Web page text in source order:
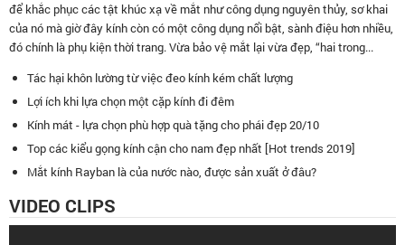
để khắc phục các tật khúc xạ về mắt như công dụng nguyên thủy, sơ khai
của nó mà giờ đây kính còn có một công dụng nổi bật, sành điệu hơn nhiều,
đó chính là phụ kiện thời trang. Vừa bảo vệ mắt lại vừa đẹp, “hai trong...
Tác hại khôn lường từ việc đeo kính kém chất lượng
Lợi ích khi lựa chọn một cặp kính đi đêm
Kính mát - lựa chọn phù hợp quà tặng cho phái đẹp 20/10
Top các kiểu gọng kính cận cho nam đẹp nhất [Hot trends 2019]
Mắt kính Rayban là của nước nào, được sản xuất ở đâu?
VIDEO CLIPS